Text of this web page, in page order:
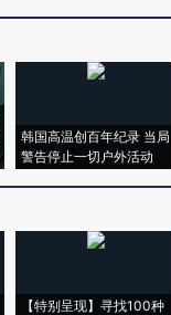
韩国高温创百年纪录 当局
警告停止一切户外活动
【特别呈现】寻找100种